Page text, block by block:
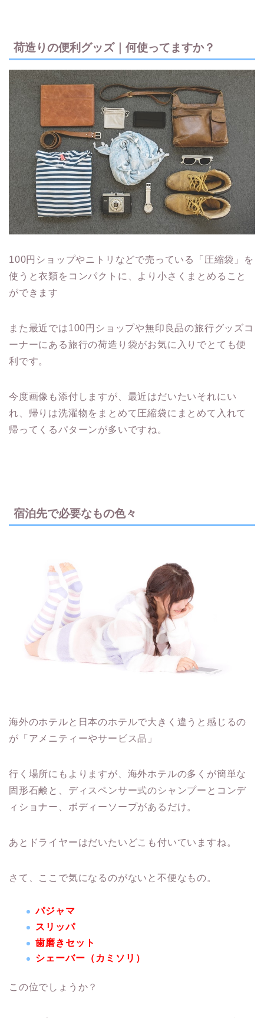
荷造りの便利グッズ｜何使ってますか？
100円ショップやニトリなどで売っている「圧縮袋」を
使うと衣類をコンパクトに、より小さくまとめること
ができます
また最近では100円ショップや無印良品の旅行グッズコ
ーナーにある旅行の荷造り袋がお気に入りでとても便
利です。
今度画像も添付しますが、最近はだいたいそれにい
れ、帰りは洗濯物をまとめて圧縮袋にまとめて入れて
帰ってくるパターンが多いですね。
宿泊先で必要なもの色々
海外のホテルと日本のホテルで大きく違うと感じるの
が「アメニティーやサービス品」
行く場所にもよりますが、海外ホテルの多くが簡単な
固形石鹸と、ディスペンサー式のシャンプーとコンデ
ィショナー、ボディーソープがあるだけ。
あとドライヤーはだいたいどこも付いていますね。
さて、ここで気になるのがないと不便なもの。
パジャマ
スリッパ
歯磨きセット
シェーバー（カミソリ）
この位でしょうか？